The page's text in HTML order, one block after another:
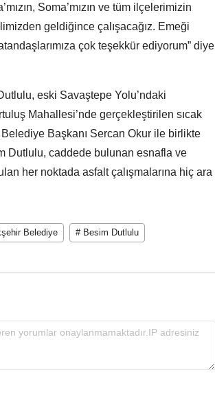
Soma’mızın ve tüm ilçelerimizin
geldiğince çalışacağız. Emeği
çok teşekkür ediyorum” diye
eski Savaştepe Yolu’ndaki
Mahallesi’nde gerçekleştirilen sıcak
Başkanı Sercan Okur ile birlikte
Dutlulu, caddede bulunan esnafla ve
her noktada asfalt çalışmalarına hiç ara
Belediye # Besim Dutlulu